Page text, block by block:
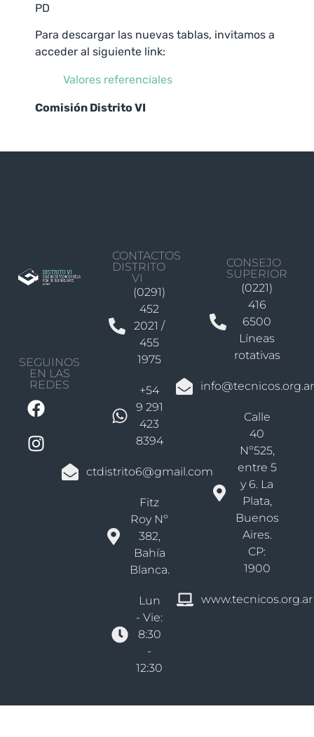
PD
Para descargar las nuevas tablas, invitamos a
acceder al siguiente link:
Valores referenciales
Comisión Distrito VI
SEGUINOS
EN LAS
REDES
CONTACTOS
DISTRITO
VI
(0291)
452
2021 /
455
1975
+54
9 291
423
8394
ctdistrito6@gmail.com
Fitz
Roy Nº
382,
Bahía
Blanca.
Lun
- Vie:
8:30
-
12:30
CONSEJO
SUPERIOR
(0221)
416
6500
Líneas
rotativas
info@tecnicos.org.ar
Calle
40
Nº525,
entre 5
y 6. La
Plata,
Buenos
Aires.
CP:
1900
www.tecnicos.org.ar